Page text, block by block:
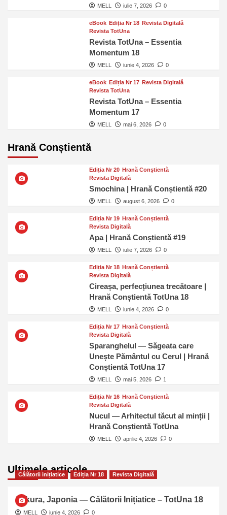
MELL iulie 7, 2026 0
eBook Ediția Nr 18 Revista Digitală
Revista TotUna
Revista TotUna – Essentia
Momentum 18
MELL iunie 4, 2026 0
eBook Ediția Nr 17 Revista Digitală
Revista TotUna
Revista TotUna – Essentia
Momentum 17
MELL mai 6, 2026 0
Hrană Conștientă
Ediția Nr 20 Hrană Conștientă
Revista Digitală
Smochina | Hrană Conștientă #20
MELL august 6, 2026 0
Ediția Nr 19 Hrană Conștientă
Revista Digitală
Apa | Hrană Conștientă #19
MELL iulie 7, 2026 0
Ediția Nr 18 Hrană Conștientă
Revista Digitală
Cireașa, perfecțiunea trecătoare |
Hrană Conștientă TotUna 18
MELL iunie 4, 2026 0
Ediția Nr 17 Hrană Conștientă
Revista Digitală
Sparanghelul — Săgeata care
Unește Pământul cu Cerul | Hrană
Conștientă TotUna 17
MELL mai 5, 2026 1
Ediția Nr 16 Hrană Conștientă
Revista Digitală
Nucul — Arhitectul tăcut al minții |
Hrană Conștientă TotUna
MELL aprilie 4, 2026 0
Ultimele articole
Călătorii inițiatice Ediția Nr 18 Revista Digitală
Sakura, Japonia — Călătorii Inițiatice – TotUna 18
MELL iunie 4, 2026 0